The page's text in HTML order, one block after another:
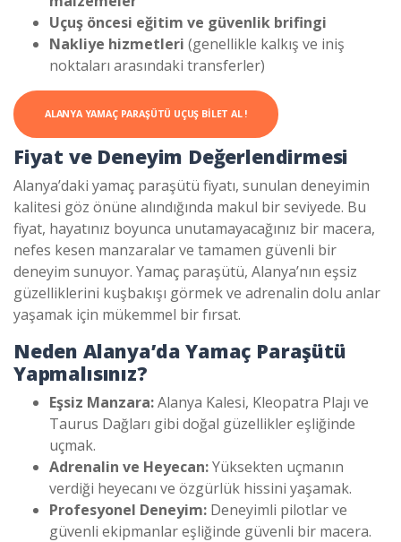
Uçuş öncesi eğitim ve güvenlik brifingi
Nakliye hizmetleri (genellikle kalkış ve iniş
noktaları arasındaki transferler)
ALANYA YAMAÇ PARAŞÜTÜ UÇUŞ BILET AL !
Fiyat ve Deneyim Değerlendirmesi
Alanya’daki yamaç paraşütü fiyatı, sunulan deneyimin
kalitesi göz önüne alındığında makul bir seviyede. Bu
fiyat, hayatınız boyunca unutamayacağınız bir macera,
nefes kesen manzaralar ve tamamen güvenli bir
deneyim sunuyor. Yamaç paraşütü, Alanya’nın eşsiz
güzelliklerini kuşbakışı görmek ve adrenalin dolu anlar
yaşamak için mükemmel bir fırsat.
Neden Alanya’da Yamaç Paraşütü
Yapmalısınız?
Eşsiz Manzara:Alanya Kalesi, Kleopatra Plajı ve
Taurus Dağları gibi doğal güzellikler eşliğinde
uçmak.
Adrenalin ve Heyecan:Yüksekten uçmanın
verdiği heyecanı ve özgürlük hissini yaşamak.
Profesyonel Deneyim: Deneyimli pilotlar ve
güvenli ekipmanlar eşliğinde güvenli bir macera.